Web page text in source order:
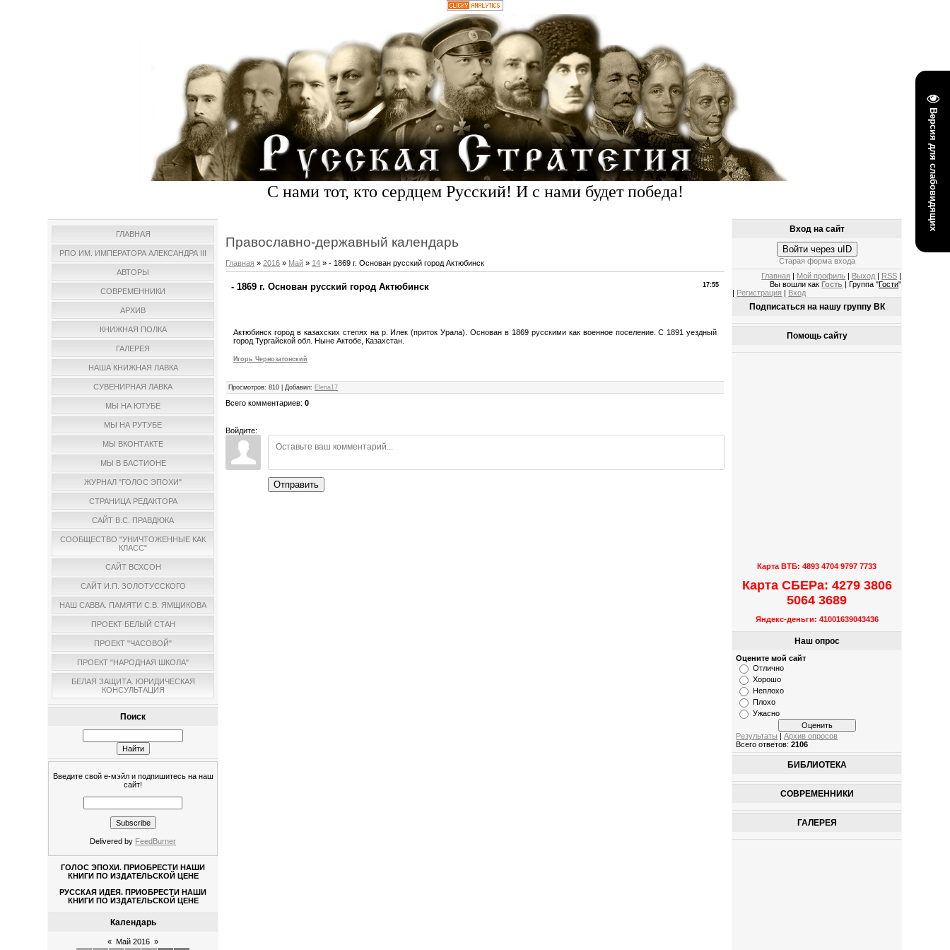
Версия для слабовидящих
С нами тот, кто сердцем Русский! И с нами будет победа!
ГЛАВНАЯ
РПО ИМ. ИМПЕРАТОРА АЛЕКСАНДРА III
АВТОРЫ
СОВРЕМЕННИКИ
АРХИВ
КНИЖНАЯ ПОЛКА
ГАЛЕРЕЯ
НАША КНИЖНАЯ ЛАВКА
СУВЕНИРНАЯ ЛАВКА
МЫ НА ЮТУБЕ
МЫ НА РУТУБЕ
МЫ ВКОНТАКТЕ
МЫ В БАСТИОНЕ
ЖУРНАЛ "ГОЛОС ЭПОХИ"
СТРАНИЦА РЕДАКТОРА
САЙТ В.С. ПРАВДЮКА
СООБЩЕСТВО "УНИЧТОЖЕННЫЕ КАК
КЛАСС"
САЙТ ВСХСОН
САЙТ И.П. ЗОЛОТУССКОГО
НАШ САВВА. ПАМЯТИ С.В. ЯМЩИКОВА
ПРОЕКТ БЕЛЫЙ СТАН
ПРОЕКТ "ЧАСОВОЙ"
ПРОЕКТ "НАРОДНАЯ ШКОЛА"
БЕЛАЯ ЗАЩИТА. ЮРИДИЧЕСКАЯ
КОНСУЛЬТАЦИЯ
Поиск
Введите свой е-мэйл и подпишитесь на наш
сайт!
Delivered by FeedBurner
ГОЛОС ЭПОХИ. ПРИОБРЕСТИ НАШИ
КНИГИ ПО ИЗДАТЕЛЬСКОЙ ЦЕНЕ
РУССКАЯ ИДЕЯ. ПРИОБРЕСТИ НАШИ
КНИГИ ПО ИЗДАТЕЛЬСКОЙ ЦЕНЕ
Календарь
« Май 2016 »
Православно-державный календарь
Главная »2016 » Май » 14 » - 1869 г. Основан русский город Актюбинск
17:55
- 1869 г. Основан русский город Актюбинск
Актюбинск город в казахских степях на р. Илек (приток Урала). Основан в 1869 русскими как военное поселение. С 1891 уездный
город Тургайской обл. Ныне Актобе, Казахстан.
Игорь Чернозатонский
Просмотров: 810 |Добавил: Elena17
Всего комментариев:0
Войдите:
Отправить
Вход на сайт
Войти через uID
Старая форма входа
Главная
Мой профиль Выход RSS
Вы вошли как Гость | Группа "Гости"
Регистрация Вход
Подписаться на нашу группу ВК
Помощь сайту
Карта ВТБ: 4893 4704 9797 7733
Карта СБЕРа: 4279 3806
5064 3689
Яндекс-деньги: 41001639043436
Наш опрос
Оцените мой сайт
Отлично
Хорошо
Неплохо
Плохо
Ужасно
Результаты |Архив опросов
Всего ответов:2106
БИБЛИОТЕКА
СОВРЕМЕННИКИ
ГАЛЕРЕЯ